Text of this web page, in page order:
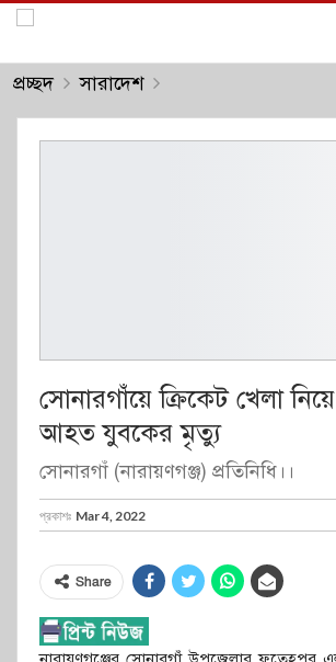
প্রচ্ছদ সারাদেশ
সোনারগাঁয়ে ক্রিকেট খেলা
আহত যুবকের মৃত্যু
সোনারগাঁ (নারায়ণগঞ্জ) প্রতিনিধি।।
প্রকাশঃ Mar 4, 2022
Share